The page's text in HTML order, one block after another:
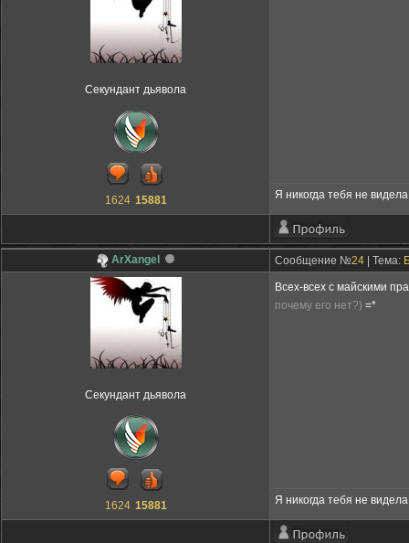
Секундант дьявола
1624 15881 Я никогда тебя не
ArXangel Сообщение №24 | Тема:
Секундант дьявола
1624 15881
Всех-всех с майскими
почему его нет?) =*
Я никогда тебя не